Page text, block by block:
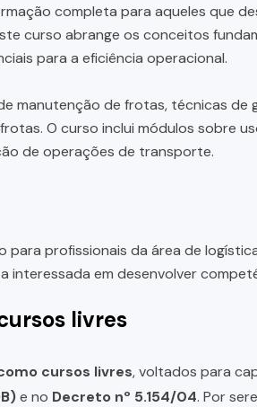
completa para aqueles que
curso abrange os conceitos
para a eficiência operacional.
manutenção de frotas, técnicas de
O curso inclui módulos sobre
de operações de transporte.
para profissionais da área de
interessada em desenvolver
livres
cursos livres, voltados para
e no Decreto nº 5.154/04. Por